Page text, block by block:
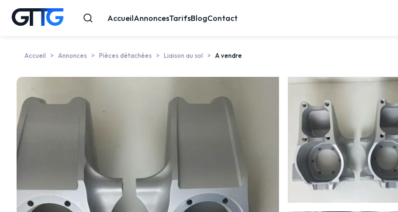
AccueilAnnoncesTarifsBlogContact
Accueil Annonces Pièces détachées Liaison au sol A vendre